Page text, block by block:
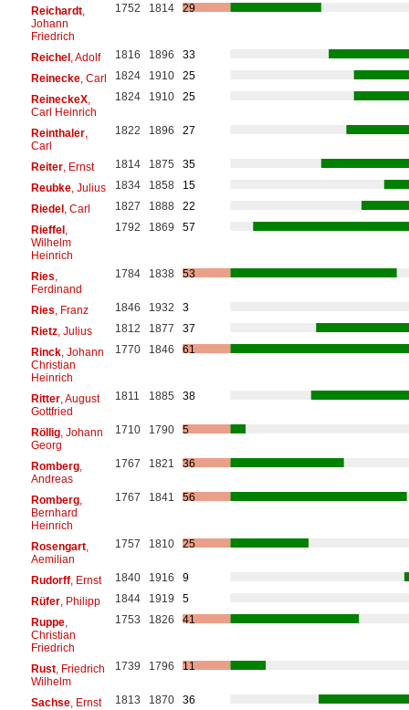
Reichardt,
Johann
Friedrich
1752 1814 29
Reichel, Adolf 1816 1896
33
Reinecke, Carl 1824 1910
25
ReineckeX,
Carl Heinrich
1824 1910 25
Reinthaler,
Carl
1822 1896 27
Reiter, Ernst 1814 1875
35
Reubke, Julius 1834 1858
15
Riedel, Carl 1827 1888
22
Rieffel,
Wilhelm
Heinrich
1792 1869 57
Ries
Ferdinand
1784 1838 53
Ries , Franz 1846 1932
3
Rietz, Julius 1812 1877
37
Rinck, Johann
Christian
Heinrich
1770 1846 61
Ritter, August
Gottfried
1811 1885 38
Röllig, Johann
Georg
1710 1790 5
Romberg,
Andreas
1767 1821 36
Romberg,
Bernhard
Heinrich
1767 1841 56
Rosengart,
Aemilian
1757 1810 25
Rudorff, Ernst 1840 1916
9
Rüfer, Philipp 1844 1919
5
Ruppe,
Christian
Friedrich
1753 1826 41
Rust, Friedrich
Wilhelm
1739 1796 11
Sachse, Ernst 1813 1870
36